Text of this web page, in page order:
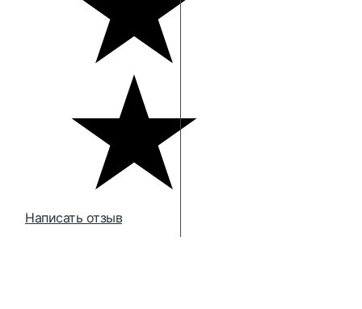
Написать отзыв